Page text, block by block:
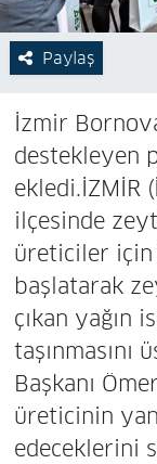
Paylaş
İzmir
destekleyen
ekledi.İZMİR
ilçesinde
üreticiler
başlatarak
çıkan yağın
Başkanı
üreticinin
edeceklerini